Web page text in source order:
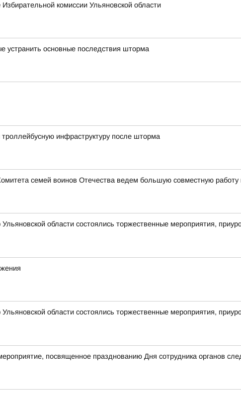
комиссии Ульяновской области
устранить основные последствия шторма
инфраструктуру после шторма
семей воинов Отечества ведем большую совместную
области состоялись торжественные мероприятия,
области состоялись торжественные мероприятия,
посвященное празднованию Дня сотрудника органов